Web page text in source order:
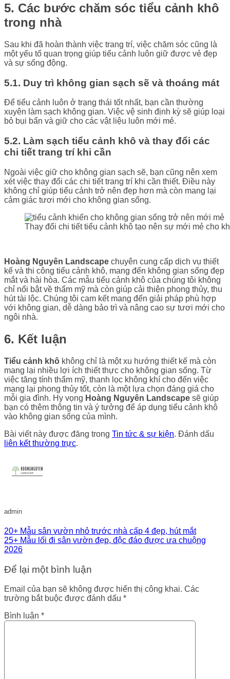
5. Các bước chăm sóc tiểu cảnh khô
trong nhà
Sau khi đã hoàn thành việc trang trí, việc chăm sóc cũng là
một yếu tố quan trọng giúp tiểu cảnh luôn giữ được vẻ đẹp
và sự sống động.
5.1. Duy trì không gian sạch sẽ và thoáng mát
Để tiểu cảnh luôn ở trạng thái tốt nhất, bạn cần thường
xuyên làm sạch không gian. Việc vệ sinh định kỳ sẽ giúp loại
bỏ bụi bẩn và giữ cho các vật liệu luôn mới mẻ.
5.2. Làm sạch tiểu cảnh khô và thay đổi các
chi tiết trang trí khi cần
Ngoài việc giữ cho không gian sạch sẽ, bạn cũng nên xem
xét việc thay đổi các chi tiết trang trí khi cần thiết. Điều này
không chỉ giúp tiểu cảnh trở nên đẹp hơn mà còn mang lại
cảm giác tươi mới cho không gian sống.
Thay đổi chi tiết tiểu cảnh khô tạo nên sự mới mẻ cho
Hoàng Nguyên Landscape chuyên cung cấp dịch vụ thiết
kế và thi công tiểu cảnh khô, mang đến không gian sống đẹp
mắt và hài hòa. Các mẫu tiểu cảnh khô của chúng tôi không
chỉ nổi bật về thẩm mỹ mà còn giúp cải thiện phong thủy, thu
hút tài lộc. Chúng tôi cam kết mang đến giải pháp phù hợp
với không gian, dễ dàng bảo trì và nâng cao sự tươi mới cho
ngôi nhà.
6. Kết luận
Tiểu cảnh khô không chỉ là một xu hướng thiết kế mà còn
mang lại nhiều lợi ích thiết thực cho không gian sống. Từ
việc tăng tính thẩm mỹ, thanh lọc không khí cho đến việc
mang lại phong thủy tốt, còn là một lựa chọn đáng giá cho
mỗi gia đình. Hy vọng Hoàng Nguyên Landscape sẽ giúp
bạn có thêm thông tin và ý tưởng để áp dụng tiểu cảnh khô
vào không gian sống của mình.
Bài viết này được đăng trong Tin tức & sự kiện. Đánh dấu
liên kết thường trực.
admin
20+ Mẫu sân vườn nhỏ trước nhà cấp 4 đẹp, hút mắt
25+ Mẫu lối đi sân vườn đẹp, độc đáo được ưa chuộng
2026
Để lại một bình luận
Email của bạn sẽ không được hiển thị công khai. Các
trường bắt buộc được đánh dấu *
Bình luận *